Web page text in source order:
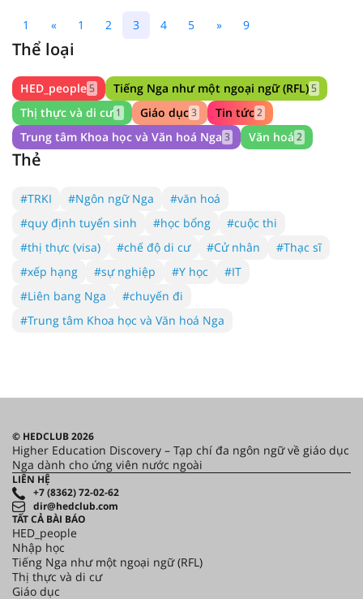
1 « 1 2 3 4 5 » 9
Thể loại
HED_people5 Tiếng Nga như một ngoại ngữ (RFL)5
Thị thực và di cư 1 Giáo dục3 Tin tức2
Trung tâm Khoa học và Văn hoá Nga 3 Văn hoá 2
Thẻ
#TRKI #Ngôn ngữ Nga
#văn hoá
#quy định tuyển sinh
#học bổng
#cuộc thi
#thị thực (visa)
#chế độ di cư #Cử nhân
#Thạc sĩ
#xếp hạng
#sự nghiệp #Y học
#IT
#Liên bang Nga
#chuyến đi
#Trung tâm Khoa học và Văn hoá Nga
© HEDCLUB 2026
Higher Education Discovery – Tạp chí đa ngôn ngữ về giáo dục
Nga dành cho ứng viên nước ngoài
LIÊN HỆ
+7 (8362) 72-02-62
dir@hedclub.com
TẤT CẢ BÀI BÁO
HED_people
Nhập học
Tiếng Nga như một ngoại ngữ (RFL)
Thị thực và di cư
Giáo dục